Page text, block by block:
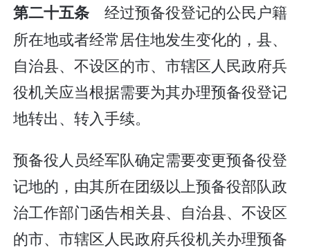
第二十五条经过预备役登记的公民户籍
所在地或者经常居住地发生变化的，县、
自治县、不设区的市、市辖区人民政府兵
役机关应当根据需要为其办理预备役登记
地转出、转入手续。
预备役人员经军队确定需要变更预备役登
记地的，由其所在团级以上预备役部队政
治工作部门函告相关县、自治县、不设区
的市、市辖区人民政府兵役机关办理预备